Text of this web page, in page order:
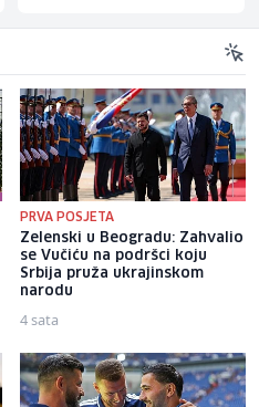
PRVA POSJETA
Zelenski u Beogradu: Zahvalio
se Vučiću na podršci koju
Srbija pruža ukrajinskom
narodu
4 sata